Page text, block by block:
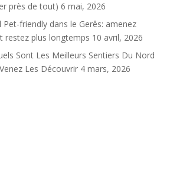
près de tout) 6 mai, 2026
friendly dans le Gerês: amenez
restez plus longtemps 10 avril, 2026
Sont Les Meilleurs Sentiers Du Nord
Les Découvrir 4 mars, 2026